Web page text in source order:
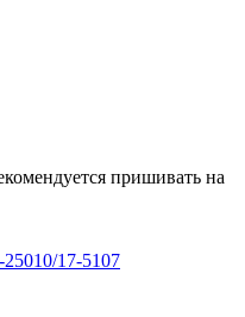
пришивать на
17-5107